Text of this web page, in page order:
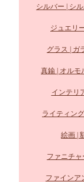
シルバー | シ
ジュエリ
グラス | ガ
真鍮 | オルモ
インテリ
ライティン
絵画 |
ファニチャ
ファインア